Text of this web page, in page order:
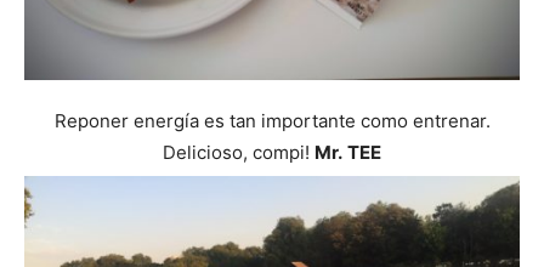
Reponer energía es tan importante como entrenar.
Delicioso, compi! Mr. TEE